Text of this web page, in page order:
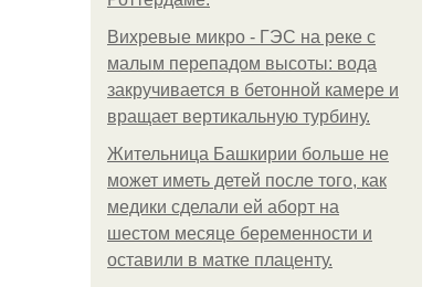
Вихревые микро - ГЭС на реке с
малым перепадом высоты: вода
закручивается в бетонной камере и
вращает вертикальную турбину.
Жительница Башкирии больше не
может иметь детей после того, как
медики сделали ей аборт на
шестом месяце беременности и
оставили в матке плаценту.